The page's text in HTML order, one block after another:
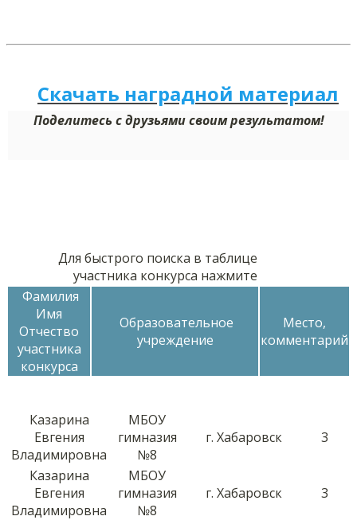
Скачать наградной материал
Поделитесь с друзьями своим результатом!
Для быстрого поиска в таблице
участника конкурса нажмите
Фамилия
Имя
Отчество
участника
конкурса
Образовательное
учреждение
Место,
комментарий
Казарина
Евгения
Владимировна
МБОУ
гимназия
№8
г. Хабаровск 3
Казарина
Евгения
Владимировна
МБОУ
гимназия
№8
г. Хабаровск 3